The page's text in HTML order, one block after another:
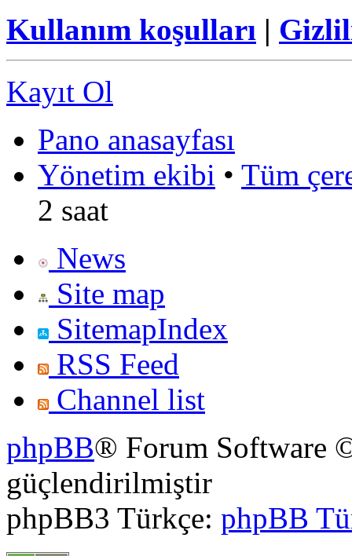
Kullanım koşulları |
Kayıt Ol
Pano anasayfası
Yönetim ekibi • Tüm
2 saat
News
Site map
SitemapIndex
RSS Feed
Channel list
phpBB® Forum Software
güçlendirilmiştir
phpBB3 Türkçe: phpBB